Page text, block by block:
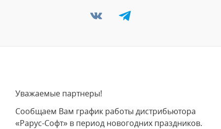
Уважаемые партнеры!
Сообщаем Вам график работы дистрибьютора
«Рарус-Софт» в период новогодних праздников.